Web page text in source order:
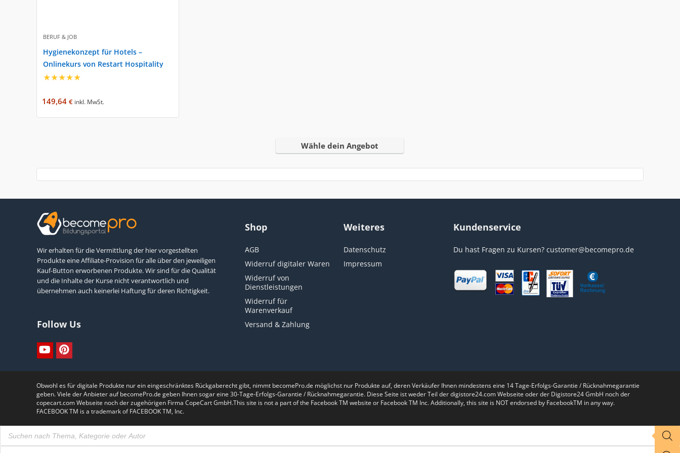
BERUF & JOB
Hygienekonzept für Hotels –
Onlinekurs von Restart Hospitality
★★★★★
149,64€ inkl. MwSt.
Wähle dein Angebot
Wir erhalten für die Vermittlung der hier vorgestellten
Produkte eine Affiliate-Provision für alle über den jeweiligen
Kauf-Button erworbenen Produkte. Wir sind für die Qualität
und die Inhalte der Kurse nicht verantwortlich und
übernehmen auch keinerlei Haftung für deren Richtigkeit.
Follow Us
Shop
AGB
Widerruf digitaler Waren
Widerruf von
Dienstleistungen
Widerruf für
Warenverkauf
Versand & Zahlung
Weiteres
Datenschutz
Impressum
Kundenservice
Du hast Fragen zu Kursen?customer@becomepro.de
Obwohl es für digitale Produkte nur ein eingeschränktes Rückgaberecht gibt, nimmt becomePro.de möglichst nur Produkte auf, deren Verkäufer Ihnen mindestens eine 14 Tage-Erfolgs-Garantie / Rücknahmegarantie
geben. Viele der Anbieter auf becomePro.de geben Ihnen sogar eine 30-Tage-Erfolgs-Garantie / Rücknahmegarantie. Diese Seite ist weder Teil der digistore24.com Webseite oder der Digistore24 GmbH noch der
copecart.com Webseite noch der zugehörigen Firma CopeCart GmbH.This site is not a part of the Facebook TM website or Facebook TM Inc. Additionally, this site is NOT endorsed by FacebookTM in any way.
FACEBOOK TM is a trademark of FACEBOOK TM, Inc.
Products
search
Products